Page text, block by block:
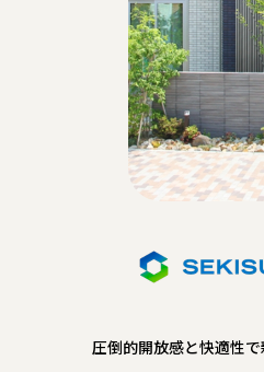
圧倒的開放感と快適性